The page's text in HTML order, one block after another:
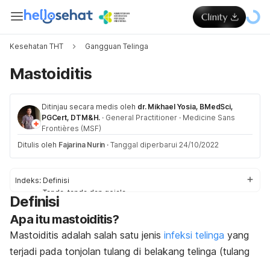
Kesehatan THT Gangguan Telinga
Mastoiditis
Ditinjau secara medis oleh dr. Mikhael Yosia, BMedSci,
PGCert, DTM&H. · General Practitioner · Medicine Sans
Frontières (MSF)
Ditulis oleh Fajarina Nurin · Tanggal diperbarui 24/10/2022
Indeks: Definisi
Tanda-tanda dan gejala
Penyebab
Faktor-faktor risiko
Pengobatan
Pengobatan di rumah
Definisi
Apa itu mastoiditis?
Mastoiditis adalah salah satu jenis infeksi telinga yang
terjadi pada tonjolan tulang di belakang telinga (tulang